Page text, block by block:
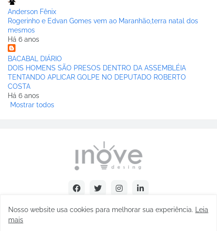
Anderson Fênix
Rogerinho e Edvan Gomes vem ao Maranhão,terra natal dos
mesmos
Há 6 anos
BACABAL DIÁRIO
DOIS HOMENS SÃO PRESOS DENTRO DA ASSEMBLÉIA
TENTANDO APLICAR GOLPE NO DEPUTADO ROBERTO
COSTA
Há 6 anos
Mostrar todos
Nosso website usa cookies para melhorar sua experiência.
Leia
mais